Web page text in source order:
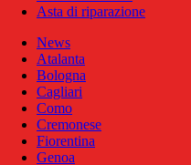
Asta di riparazione
News
Atalanta
Bologna
Cagliari
Como
Cremonese
Fiorentina
Genoa